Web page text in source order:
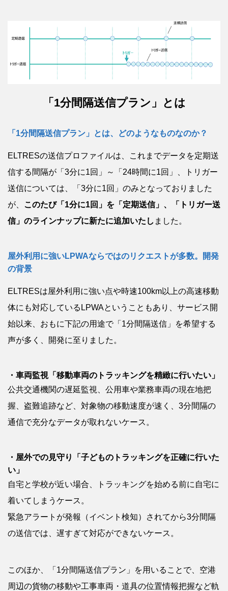
「1分間隔送信プラン」とは
「1分間隔送信プラン」とは、どのようなものなのか？
ELTRESの送信プロファイルは、これまでデータを定期送
信する間隔が「3分に1回」～「24時間に1回」、トリガー
送信については、「3分に1回」のみとなっておりました
が、
このたび「1分に1回」を「定期送信」、「トリガー送
信」のラインナップに新たに追加いたし ました。
屋外利用に強いLPWAならではのリクエストが多数。開発
の背景
ELTRESは屋外利用に強い点や時速100km以上の高速移動
体にも対応しているLPWAということもあり、サービス開
始以来、おもに下記の用途で「1分間隔送信」を希望する
声が多く、開発に至りました。
・車両監視「移動車両のトラッキングを精緻に行いたい」
公共交通機関の遅延監視、公用車や業務車両の現在地把
握、盗難追跡など、対象物の移動速度が速く、3分間隔の
通信で充分なデータが取れないケース。
・屋外での見守り「子どものトラッキングを正確に行いた
い」
自宅と学校が近い場合、トラッキングを始める前に自宅に
着いてしまうケース。
緊急アラートが発報（イベント検知）されてから3分間隔
の送信では、遅すぎて対応ができないケース。
このほか、「1分間隔送信プラン」を用いることで、空港
周辺の貨物の移動や工事車両・道具の位置情報把握など軌